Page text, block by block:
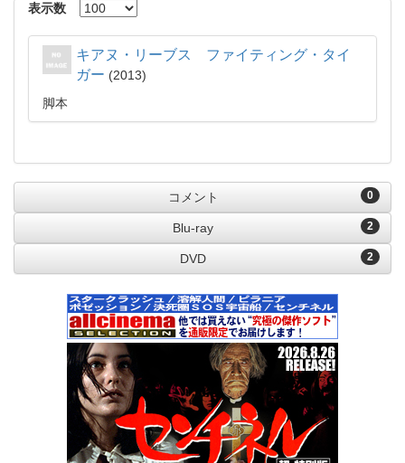
表示数
キアヌ・リーブス ファイティング・タイ
ガー
2013
脚本
0
コメント
2
Blu-ray
2
DVD